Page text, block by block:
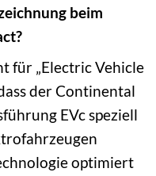
beim
für „Electric Vehicle
der Continental
EVc speziell
optimiert